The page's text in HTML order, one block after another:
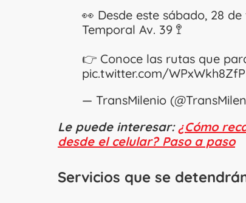
👀 Desde este sábado, 28
Temporal Av. 39 🚏
👉 Conoce las rutas que
pic.twitter.com/WPxWkh8ZfP
— TransMilenio
Le puede interesar: ¿Cómo
desde el celular? Paso a paso
Servicios que se